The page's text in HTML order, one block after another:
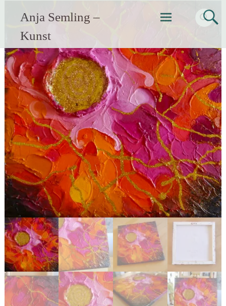
Inhalt
springen
Anja Semling –
Kunst